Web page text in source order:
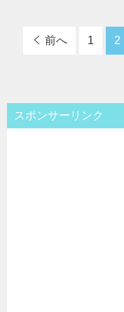
前へ 1 2
スポンサーリンク